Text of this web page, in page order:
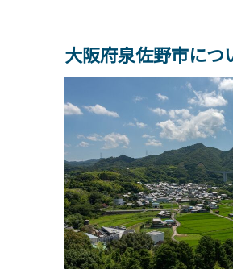
大阪府泉佐野市につ